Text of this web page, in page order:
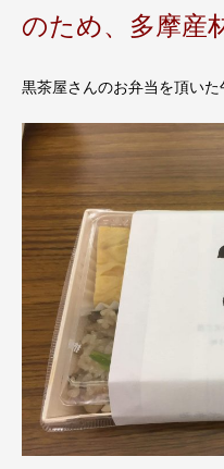
のため、多摩産
黒茶屋さんのお弁当を頂い